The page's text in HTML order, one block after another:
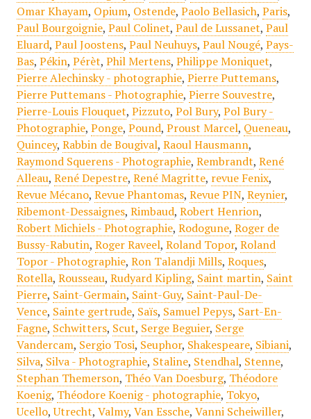
Omar Khayam, Opium, Ostende, Paolo Bellasich, Paris,
Paul Bourgoignie, Paul Colinet, Paul de Lussanet, Paul
Eluard, Paul Joostens, Paul Neuhuys, Paul Nougé, Pays-
Bas, Pékin, Pérèt, Phil Mertens, Philippe Moniquet,
Pierre Alechinsky - photographie, Pierre Puttemans,
Pierre Puttemans - Photographie, Pierre Souvestre,
Pierre-Louis Flouquet, Pizzuto, Pol Bury, Pol Bury -
Photographie, Ponge, Pound, Proust Marcel, Queneau,
Quincey, Rabbin de Bougival, Raoul Hausmann,
Raymond Squerens - Photographie, Rembrandt, René
Alleau, René Depestre, René Magritte, revue Fenix,
Revue Mécano, Revue Phantomas, Revue PIN, Reynier,
Ribemont-Dessaignes, Rimbaud, Robert Henrion,
Robert Michiels - Photographie, Rodogune, Roger de
Bussy-Rabutin, Roger Raveel, Roland Topor, Roland
Topor - Photographie, Ron Talandji Mills, Roques,
Rotella, Rousseau, Rudyard Kipling, Saint martin, Saint
Pierre, Saint-Germain, Saint-Guy, Saint-Paul-De-
Vence, Sainte gertrude, Saïs, Samuel Pepys, Sart-En-
Fagne, Schwitters, Scut, Serge Beguier, Serge
Vandercam, Sergio Tosi, Seuphor, Shakespeare, Sibiani,
Silva, Silva - Photographie, Staline, Stendhal, Stenne,
Stephan Themerson, Théo Van Doesburg, Théodore
Koenig, Théodore Koenig - photographie, Tokyo,
Ucello,Utrecht, Valmy, Van Essche, Vanni Scheiwiller,